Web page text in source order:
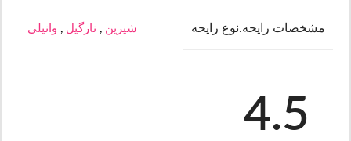
مشخصات رایحه.نوع رایحه شیرین , نارگیل , وانیلی
4.5